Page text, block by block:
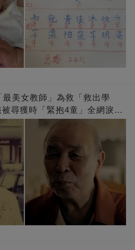
最美女教師」為救「救出學
尋獲時「緊抱4童」全網淚
遺忘